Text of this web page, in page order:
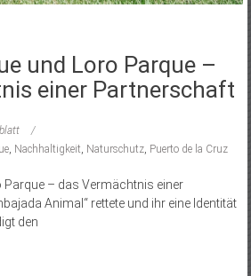
und Loro Parque –
einer Partnerschaft
, Nachhaltigkeit Naturschutz, Puerto de la Cruz
Parque – das Vermächtnis einer
Animal“ rettete und ihr eine Identität
den